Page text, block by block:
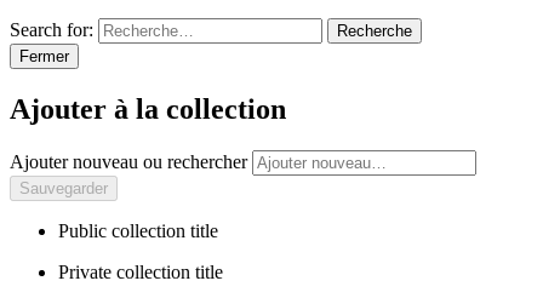
Search for:
Recherche
Fermer
Ajouter à la collection
Ajouter nouveau ou rechercher
Public collection title
Private collection title